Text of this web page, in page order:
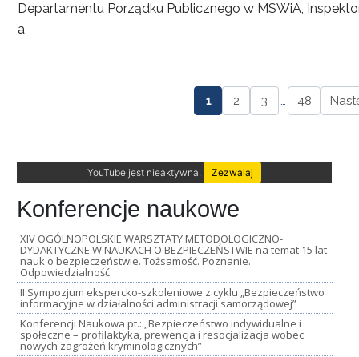
Departamentu Porządku Publicznego w MSWiA,
a
1 2 3 … 48
YouTube jest nieaktywna. Zezwalaj
Konferencje naukowe
XIV OGÓLNOPOLSKIE WARSZTATY METODOLOGICZNO-
DYDAKTYCZNE W NAUKACH O BEZPIECZEŃSTWIE na temat 15 lat
nauk o bezpieczeństwie. Tożsamość. Poznanie.
Odpowiedzialność
II Sympozjum ekspercko-szkoleniowe z cyklu „Bezpieczeństwo
informacyjne w działalności administracji samorządowej”
Konferencji Naukowa pt.: „Bezpieczeństwo indywidualne i
społeczne – profilaktyka, prewencja i resocjalizacja wobec
nowych zagrożeń kryminologicznych”